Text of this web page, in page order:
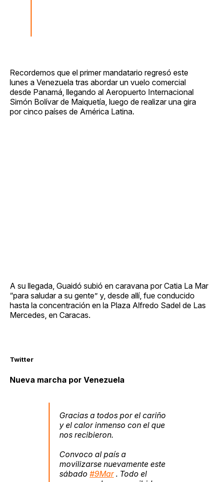
Recordemos que el primer mandatario regresó este
lunes a Venezuela tras abordar un vuelo comercial
desde Panamá, llegando al Aeropuerto Internacional
Simón Bolívar de Maiquetía, luego de realizar una gira
por cinco países de América Latina.
A su llegada, Guaidó subió en caravana por Catia La Mar
“para saludar a su gente” y, desde allí, fue conducido
hasta la concentración en la Plaza Alfredo Sadel de Las
Mercedes, en Caracas.
Twitter
Nueva marcha por Venezuela
Gracias a todos por el cariño
y el calor inmenso con el que
nos recibieron.
Convoco al país a
movilizarse nuevamente este
sábado #9Mar. Todo el